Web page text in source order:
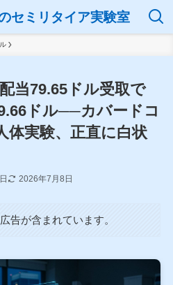
セミリタイア実験室
配当79.65ドル受取で
ドル──カバードコ
体実験、正直に白状
2026年7月8日
告が含まれています。